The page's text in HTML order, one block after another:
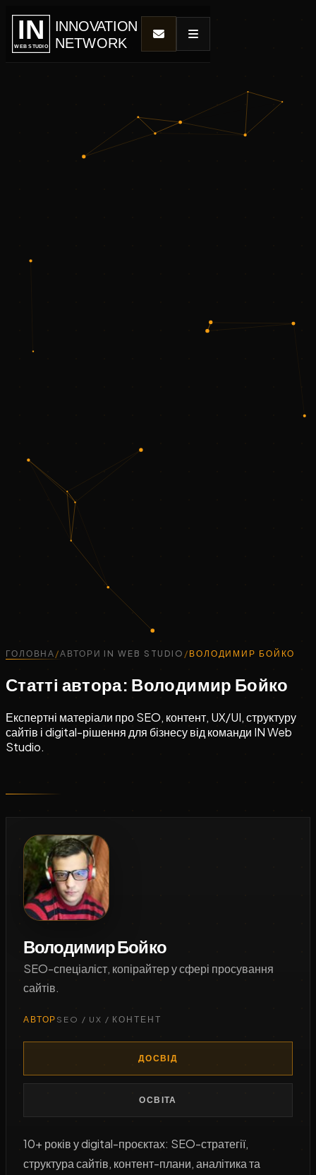
IN
WEB STUDIO
INNOVATION
NETWORK
ГОЛОВНА /АВТОРИ IN WEB STUDIO / ВОЛОДИМИР БОЙКО
Статті автора: Володимир Бойко
Експертні матеріали про SEO, контент, UX/UI, структуру
сайтів і digital-рішення для бізнесу від команди IN Web
Studio.
Володимир Бойко
SEO-спеціаліст, копірайтер у сфері просування
сайтів.
АВТОР SEO / UX / КОНТЕНТ
ДОСВІД
ОСВІТА
10+ років у digital-проєктах: SEO-стратегії,
структура сайтів, контент-плани, аналітика та